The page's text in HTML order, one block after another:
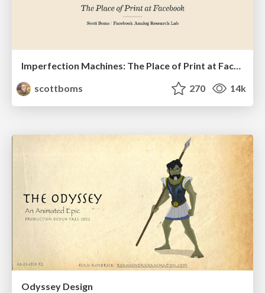
Imperfection Machines: The Place of Print at Facebook
scottboms
270 14k
Odyssey Design